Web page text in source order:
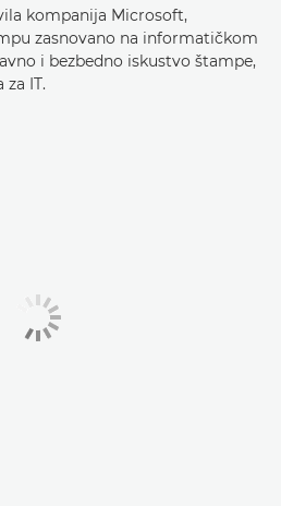
kompanija Microsoft,
zasnovano na informatičkom
i bezbedno iskustvo štampe,
IT.